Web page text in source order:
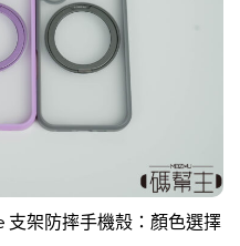
支架防摔手機殼：顏色選擇